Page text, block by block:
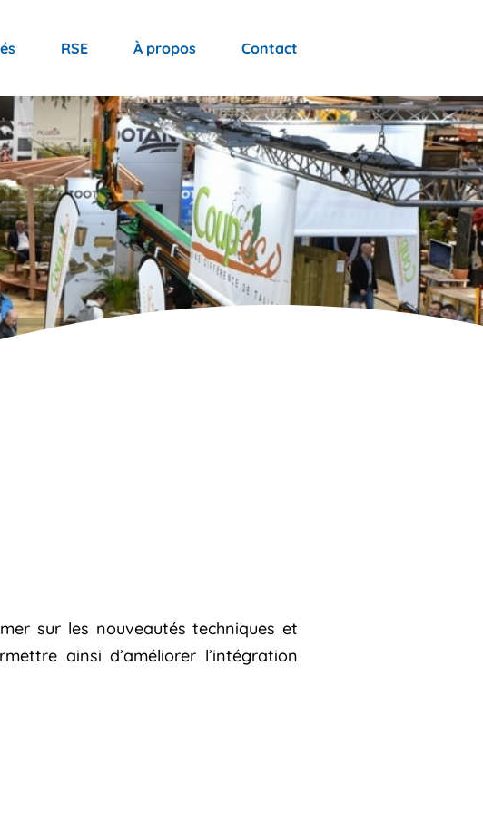
RSE À propos Contact
sur les nouveautés techniques et
ainsi d’améliorer l’intégration